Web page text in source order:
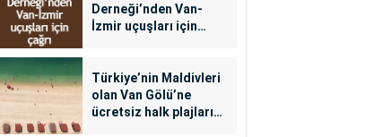
Derneği’nden Van-
İzmir uçuşları için
Türkiye’nin Maldivleri
olan Van Gölü’ne
ücretsiz halk plajları